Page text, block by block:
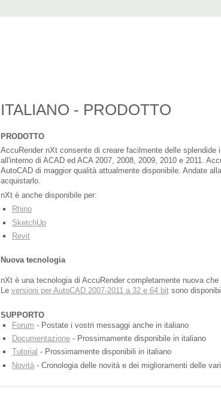
ITALIANO - PRODOTTO
PRODOTTO
AccuRender nXt consente di creare facilmente delle
all'interno di ACAD ed ACA 2007, 2008, 2009, 2010 e 2011.
AutoCAD di maggior qualità attualmente disponibile. Andate
acquistarlo.
nXt è anche disponibile per:
Rhino
SketchUp
Revit
Nuova tecnologia
nXt è una tecnologia di AccuRender completamente nuova
Le versioni per AutoCAD 2007-2011 a 32 e 64 bitsono
SUPPORTO
Forum - Postate i vostri messaggi anche in italiano
Documentazione - Prossimamente disponibile in italiano
Tutorial - Prossimamente disponibili in italiano
Novità - Cronologia delle novità e dei miglioramenti delle